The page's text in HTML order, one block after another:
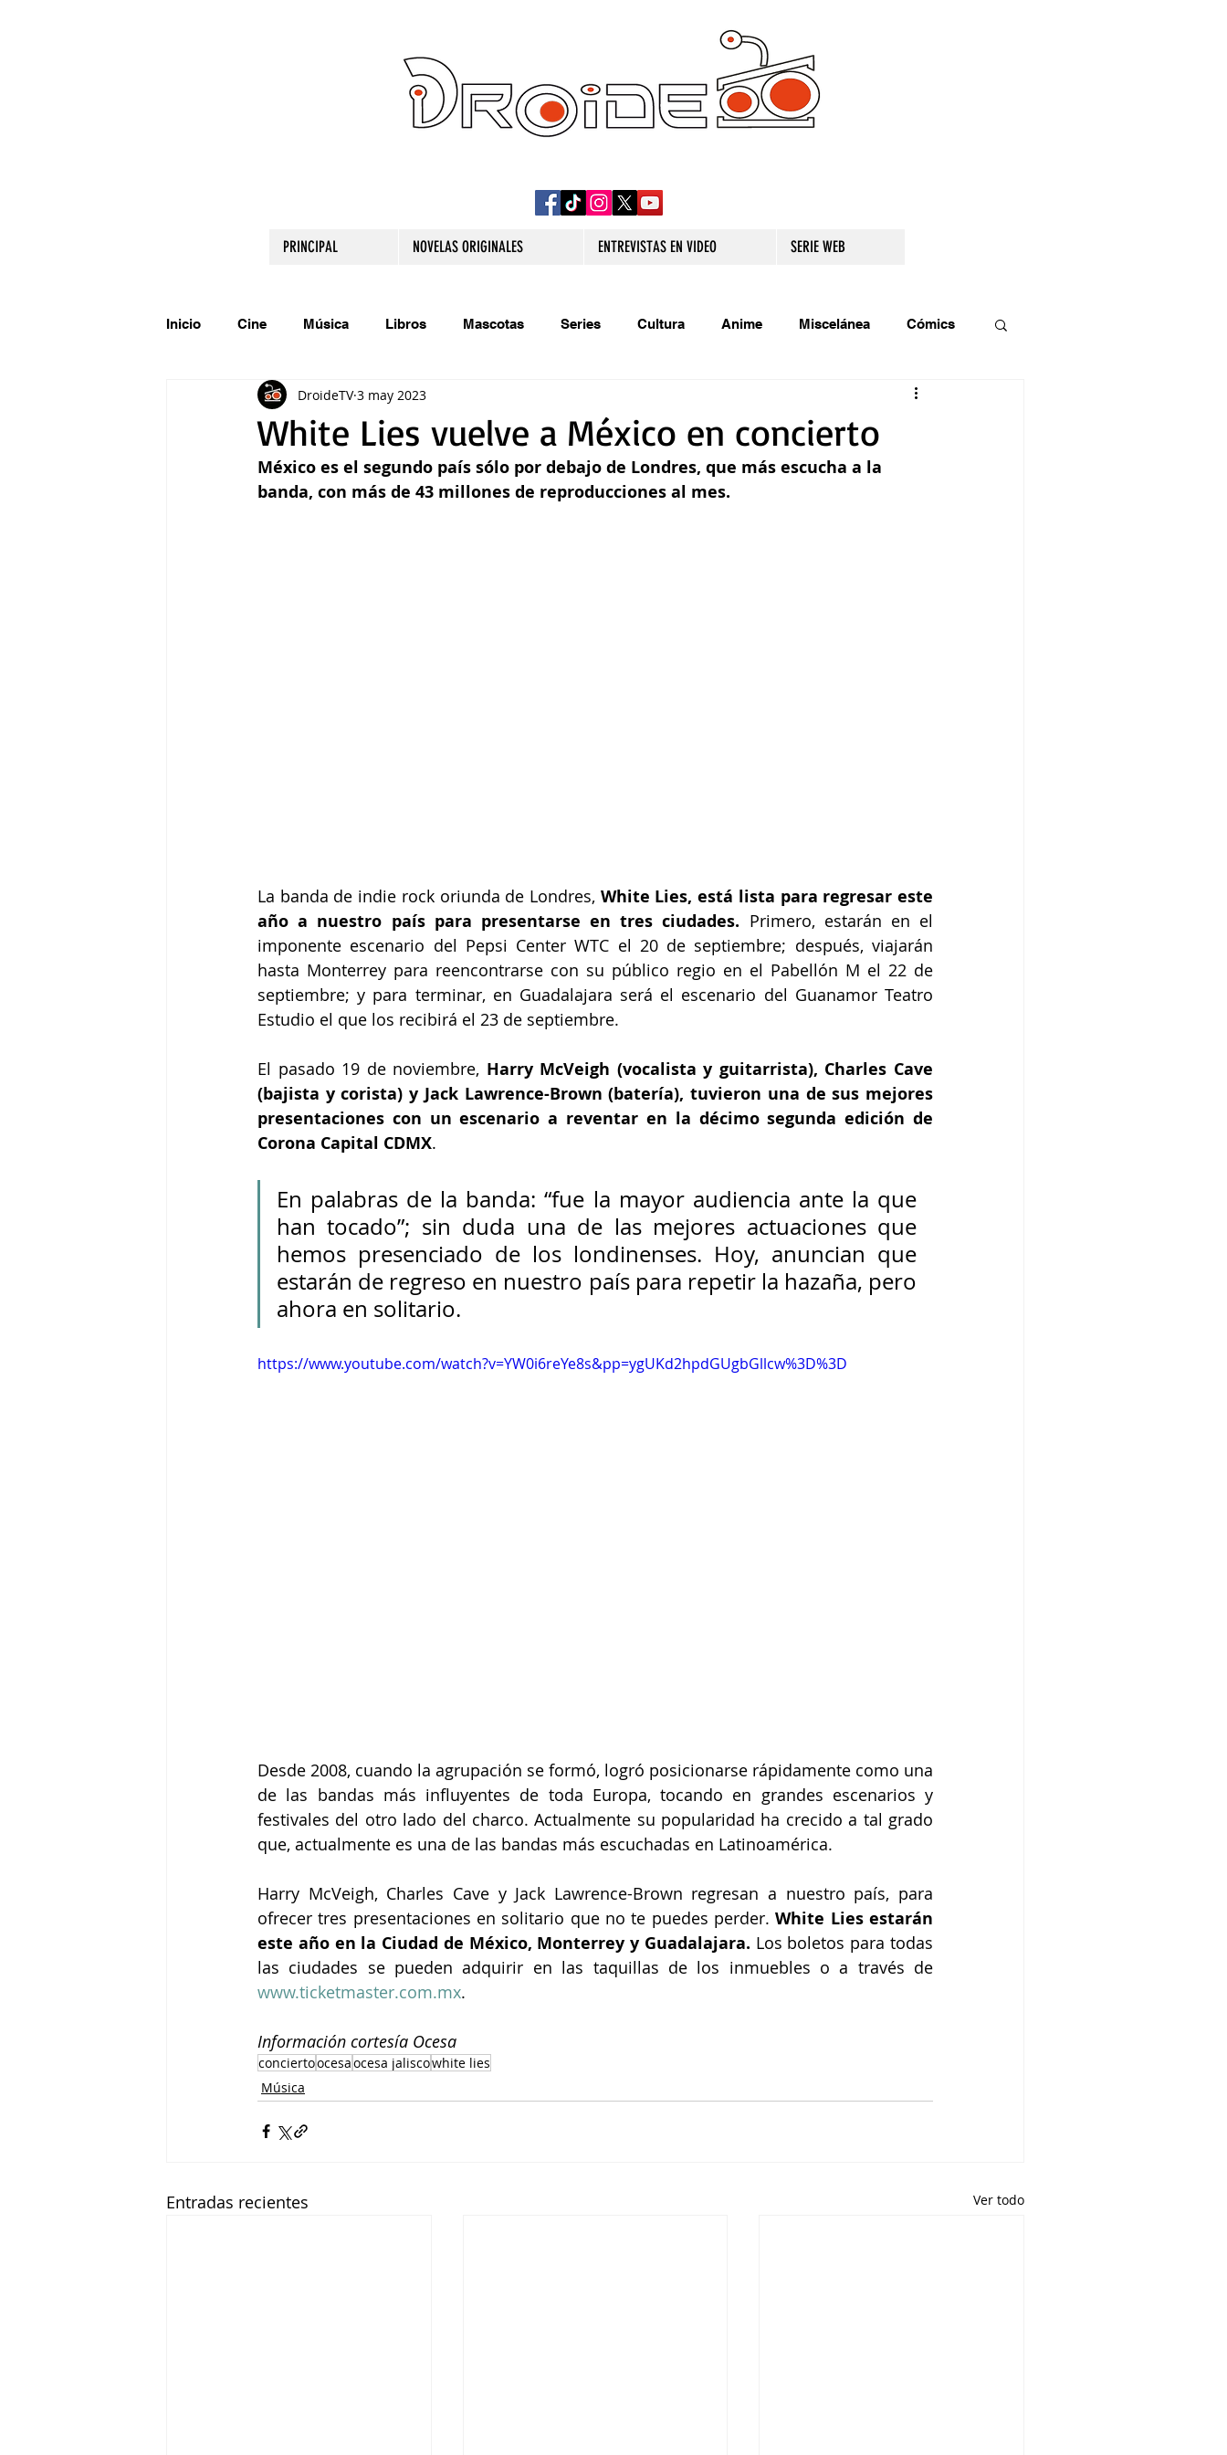
PRINCIPAL NOVELAS ORIGINALES ENTREVISTAS EN VIDEO SERIE WEB
Inicio Cine Música Libros Mascotas Series Cultura Anime Miscelánea Cómics
Comparte tu talento Relatos originales
Gastronomía Tecnología
White Lies vuelve a México en concierto
DroideTV 3 may 2023
México es el segundo país sólo por debajo de Londres, que más escucha a la
banda, con más de 43 millones de reproducciones al mes.
La banda de indie rock oriunda de Londres, White Lies, está lista para regresar este
año a nuestro país para presentarse en tres ciudades. Primero, estarán en el
imponente escenario del Pepsi Center WTC el 20 de septiembre; después, viajarán
hasta Monterrey para reencontrarse con su público regio en el Pabellón M el 22 de
septiembre; y para terminar, en Guadalajara será el escenario del Guanamor Teatro
Estudio el que los recibirá el 23 de septiembre.
El pasado 19 de noviembre, Harry McVeigh (vocalista y guitarrista), Charles Cave
(bajista y corista) y Jack Lawrence-Brown (batería), tuvieron una de sus mejores
presentaciones con un escenario a reventar en la décimo segunda edición de
Corona Capital CDMX.
En palabras de la banda: “fue la mayor audiencia ante la que
han tocado”; sin duda una de las mejores actuaciones que
hemos presenciado de los londinenses. Hoy, anuncian que
estarán de regreso en nuestro país para repetir la hazaña, pero
ahora en solitario.
https://www.youtube.com/watch?v=YW0i6reYe8s&pp=ygUKd2hpdGUgbGllcw%3D%3D
Desde 2008, cuando la agrupación se formó, logró posicionarse rápidamente como una
de las bandas más influyentes de toda Europa, tocando en grandes escenarios y
festivales del otro lado del charco. Actualmente su popularidad ha crecido a tal grado
que, actualmente es una de las bandas más escuchadas en Latinoamérica.
Harry McVeigh, Charles Cave y Jack Lawrence-Brown regresan a nuestro país, para
ofrecer tres presentaciones en solitario que no te puedes perder. White Lies estarán
este año en la Ciudad de México, Monterrey y Guadalajara. Los boletos para todas
www.ticketmaster.com.mx.
Información cortesía Ocesa
conciertoocesaocesa jaliscowhite lies
Música
Entradas recientes Ver todo